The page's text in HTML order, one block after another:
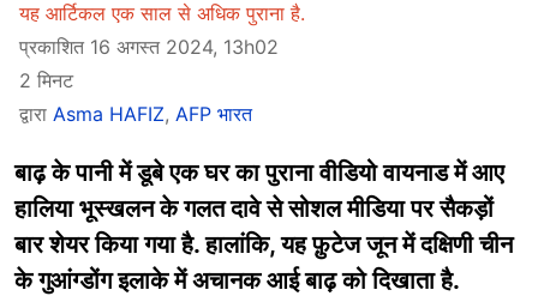
यह आर्टिकल एक साल से अधिक पुराना है.
प्रकाशित 16 अगस्त 2024, 13h02
2 मिनट
द्वारा Asma HAFIZ, AFP भारत
बाढ़ के पानी में डूबे एक घर का पुराना वीडियो वायनाड में आए
हालिया भूस्खलन के गलत दावे से सोशल मीडिया पर सैकड़ों
बार शेयर किया गया है. हालांकि, यह फ़ुटेज जून में दक्षिणी चीन
के गुआंग्डोंग इलाके में अचानक आई बाढ़ को दिखाता है.